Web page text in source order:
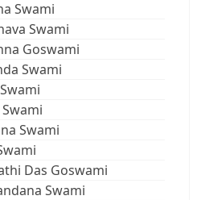
Swami
Swami
Goswami
Swami
Swami
Das Goswami
Swami